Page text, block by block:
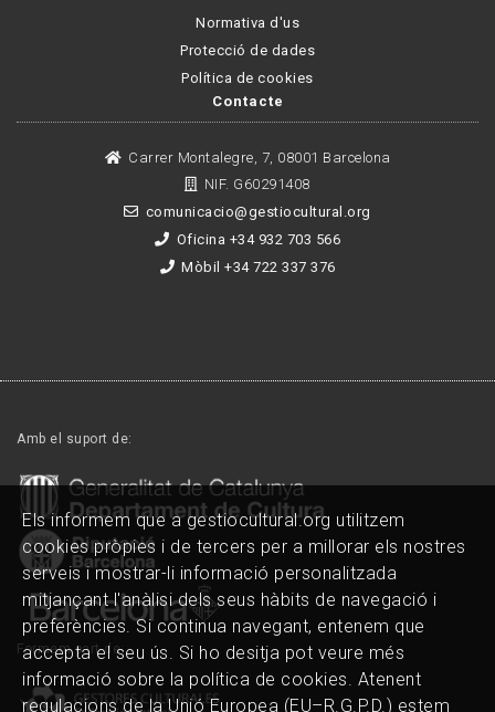
Normativa d'us
Protecció de dades
Política de cookies
Contacte
Carrer Montalegre, 7, 08001 Barcelona
NIF. G60291408
comunicacio@gestiocultural.org
Oficina +34 932 703 566
Mòbil +34 722 337 376
Amb el suport de:
Formem part de:
Els informem que a gestiocultural.org utilitzem
cookies pròpies i de tercers per a millorar els nostres
serveis i mostrar-li informació personalitzada
mitjançant l'anàlisi dels seus hàbits de navegació i
preferències. Si continua navegant, entenem que
accepta el seu ús. Si ho desitja pot veure més
informació sobre la política de cookies. Atenent
regulacions de la Unió Europea (EU–R.G.P.D.) estem